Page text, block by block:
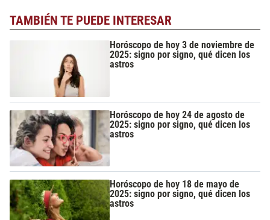
TAMBIÉN TE PUEDE INTERESAR
Horóscopo de hoy 3 de noviembre de
2025: signo por signo, qué dicen los
astros
Horóscopo de hoy 24 de agosto de
2025: signo por signo, qué dicen los
astros
Horóscopo de hoy 18 de mayo de
2025: signo por signo, qué dicen los
astros